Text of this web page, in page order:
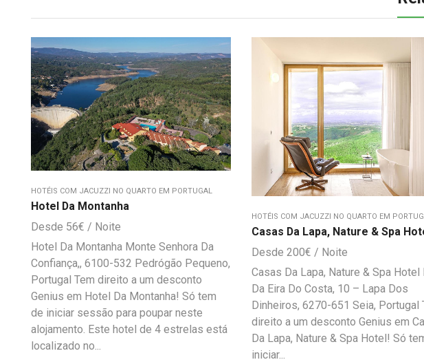
HOTÉIS COM JACUZZI NO QUARTO EM PORTUGAL
Hotel Da Montanha
56€
Hotel Da Montanha Monte Senhora Da
Confiança,, 6100-532 Pedrógão Pequeno,
Portugal Tem direito a um desconto
Genius em Hotel Da Montanha! Só tem
de iniciar sessão para poupar neste
alojamento. Este hotel de 4 estrelas está
localizado no...
HOTÉIS COM JACUZZI NO QUARTO EM
Casas Da Lapa, Nature & Spa
200€
Casas Da Lapa, Nature & Spa Hotel
Da Eira Do Costa, 10 – Lapa Dos
Dinheiros, 6270-651 Seia, Portugal
direito a um desconto Genius em
Da Lapa, Nature & Spa Hotel! Só
iniciar...